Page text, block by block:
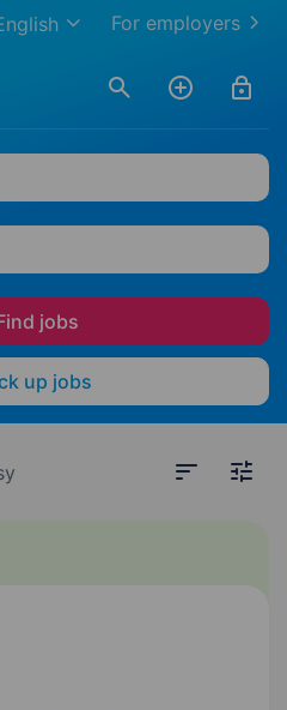
For employers
jobs
up jobs